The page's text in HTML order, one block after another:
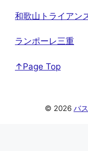
和歌山トライアン
ランポーレ三重
↑Page Top
© 2026 バ